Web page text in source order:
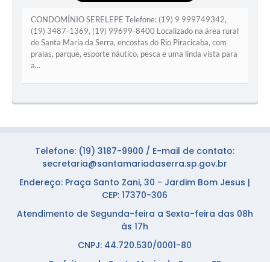
CONDOMÍNIO SERELEPE Telefone: (19) 9 999749342,
(19) 3487-1369, (19) 99699-8400 Localizado na área rural
de Santa Maria da Serra, encostas do Rio Piracicaba, com
praias, parque, esporte náutico, pesca e uma linda vista para
a...
Telefone: (19) 3187-9900 / E-mail de contato:
secretaria@santamariadaserra.sp.gov.br
Endereço: Praça Santo Zani, 30 - Jardim Bom Jesus |
CEP: 17370-306
Atendimento de Segunda-feira a Sexta-feira das 08h
às 17h
CNPJ: 44.720.530/0001-80